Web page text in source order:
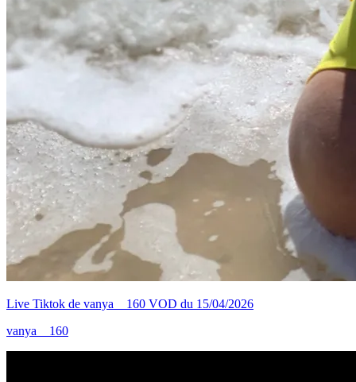
Live Tiktok de vanya__160 VOD du 15/04/2026
vanya__160